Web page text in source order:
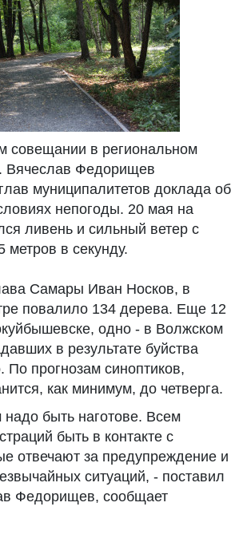
совещании в региональном
Вячеслав Федорищев
муниципалитетов доклада об
непогоды. 20 мая на
ливень и сильный ветер с
в секунду.
Самары Иван Носков, в
повалило 134 дерева. Еще 12
одно - в Волжском
в результате буйства
По прогнозам синоптиков,
как минимум, до четверга.
надо быть наготове. Всем
быть в контакте с
отвечают за предупреждение и
ситуаций, - поставил
Федорищев, сообщает